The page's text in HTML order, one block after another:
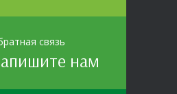
связь
нам